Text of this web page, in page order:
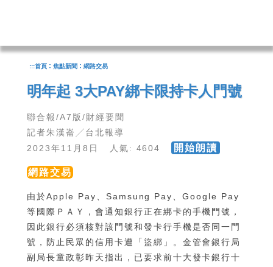
:::首頁 : 焦點新聞 : 網路交易
明年起 3大PAY綁卡限持卡人門號
聯合報/A7版/財經要聞
記者朱漢崙╱台北報導
2023年11月8日 人氣: 4604
開始朗讀
網路交易
由於Apple Pay、Samsung Pay、Google Pay
等國際ＰＡＹ，會通知銀行正在綁卡的手機門號，
因此銀行必須核對該門號和發卡行手機是否同一門
號，防止民眾的信用卡遭「盜綁」。金管會銀行局
副局長童政彰昨天指出，已要求前十大發卡銀行十